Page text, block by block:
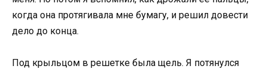
когда она протягивала мне бумагу, и решил довести
дело до конца.
Под крыльцом в решетке была щель. Я потянулся